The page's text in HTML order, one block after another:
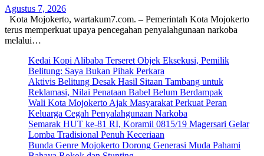
Agustus 7, 2026
Kota Mojokerto, wartakum7.com. – Pemerintah Kota Mojokerto
terus memperkuat upaya pencegahan penyalahgunaan narkoba
melalui…
Kedai Kopi Alibaba Terseret Objek Eksekusi, Pemilik
Belitung: Saya Bukan Pihak Perkara
Aktivis Belitung Desak Hasil Sitaan Tambang untuk
Reklamasi, Nilai Penataan Babel Belum Berdampak
Wali Kota Mojokerto Ajak Masyarakat Perkuat Peran
Keluarga Cegah Penyalahgunaan Narkoba
Semarak HUT ke-81 RI, Koramil 0815/19 Magersari Gelar
Lomba Tradisional Penuh Keceriaan
Bunda Genre Mojokerto Dorong Generasi Muda Pahami